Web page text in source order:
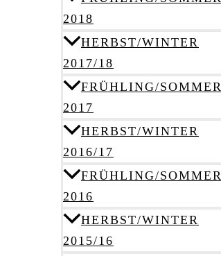
2018
HERBST/WINTER
2017/18
FRÜHLING/SOMMER
2017
HERBST/WINTER
2016/17
FRÜHLING/SOMMER
2016
HERBST/WINTER
2015/16